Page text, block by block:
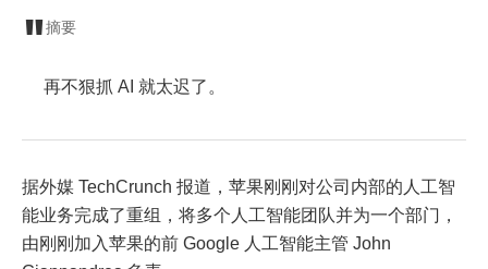
摘要
再不狠抓 AI 就太迟了。
据外媒 TechCrunch 报道，苹果刚刚对公司内部的人工智
能业务完成了重组，将多个人工智能团队并为一个部门，
由刚刚加入苹果的前 Google 人工智能主管 John